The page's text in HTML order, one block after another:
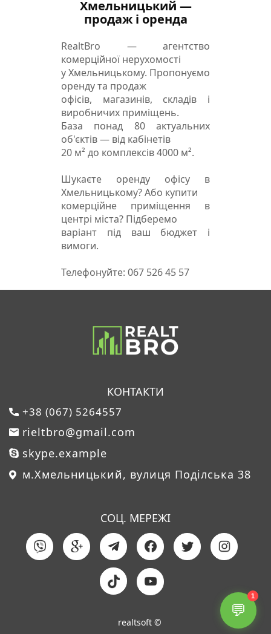
Хмельницький —
продаж і оренда
RealtBro — агентство
комерційної нерухомості
у Хмельницькому. Пропонуємо
оренду та продаж
офісів, магазинів, складів і
виробничих приміщень.
База понад 80 актуальних
об'єктів — від кабінетів
20 м² до комплексів 4000 м².
Шукаєте оренду офісу в
Хмельницькому? Або купити
комерційне приміщення в
центрі міста? Підберемо
варіант під ваш бюджет і
вимоги.
Телефонуйте: 067 526 45 57
КОНТАКТИ
+38 (067) 5264557
rieltbro@gmail.com
skype.example
м.Хмельницький, вулиця Поділська 38
СОЦ. МЕРЕЖІ
realtsoft ©
1
💬